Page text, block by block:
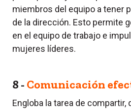
miembros del equipo a tener
de la dirección. Esto permite
en el equipo de trabajo e
mujeres líderes.
8 - Comunicación
Engloba la tarea de compartir,